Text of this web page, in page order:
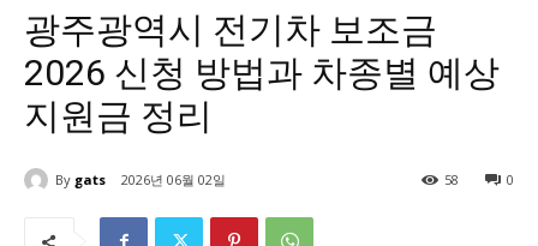
광주광역시 전기차 보조금
2026 신청 방법과 차종별 예상
지원금 정리
By gats 2026년 06월 02일 0
58